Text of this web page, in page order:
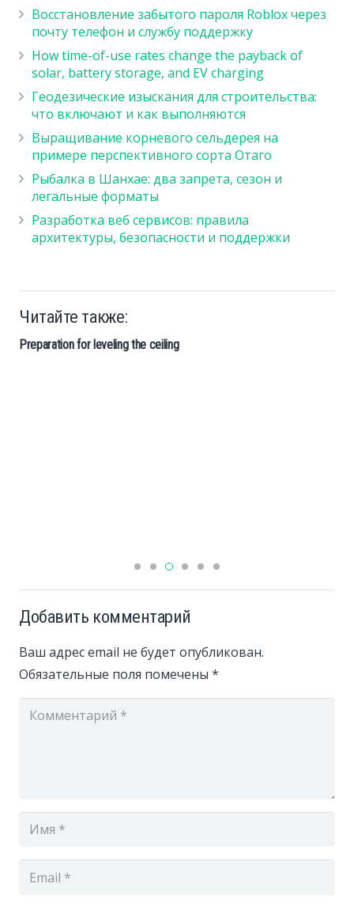
Восстановление забытого пароля Roblox через
почту телефон и службу поддержку
How time-of-use rates change the payback of
solar, battery storage, and EV charging
Геодезические изыскания для строительства:
что включают и как выполняются
Выращивание корневого сельдерея на
примере перспективного сорта Отаго
Рыбалка в Шанхае: два запрета, сезон и
легальные форматы
Разработка веб сервисов: правила
архитектуры, безопасности и поддержки
Читайте также:
Preparation for leveling the ceiling
Добавить комментарий
Ваш адрес email не будет опубликован.
Обязательные поля помечены *